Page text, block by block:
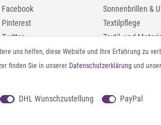
Facebook
Pinterest
Twitter
Youtube
Threads
Sonnenbrillen &
Textilpflege
Textil- und
Geldbörse richtig
Pflegeanleitung
uns helfen, diese Website und Ihre Erfahrung zu
finden Sie in unserer Daten­schutz­erklärung und
DHL Wunschzustellung
PayPal